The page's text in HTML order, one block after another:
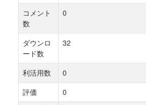
コメント
数
0
ダウンロ
ード数
32
利活用数
0
評価
0